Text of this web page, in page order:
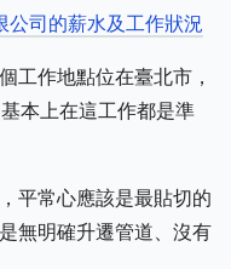
公司的薪水及工作狀況
工作地點位在臺北市，
本上在這工作都是準
平常心應該是最貼切的
無明確升遷管道、沒有